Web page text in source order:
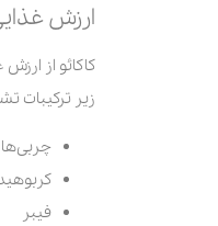
ارزش
کاکائو از
زیر ترکیبات
فیبر